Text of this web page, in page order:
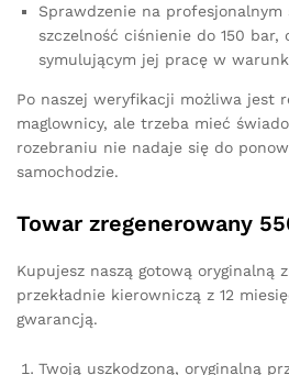
Sprawdzenie na
szczelność ciśnienie do 150 bar,
symulującym jej pracę w
Po naszej weryfikacji możliwa jest
maglownicy, ale trzeba mieć
rozebraniu nie nadaje się do
samochodzie.
Towar zregenerowany
Kupujesz naszą gotową oryginalną
przekładnie kierowniczą z 12
gwarancją.
Twoją uszkodzoną, oryginalną